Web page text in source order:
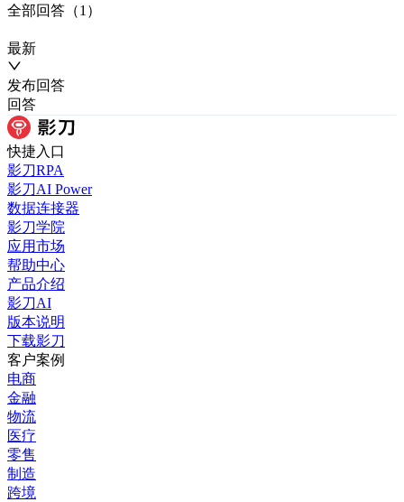
全部回答 （1 ）
最新
发布回答
回答
快捷入口
影刀RPA
影刀AI Power
数据连接器
影刀学院
应用市场
帮助中心
产品介绍
影刀AI
版本说明
下载影刀
客户案例
电商
金融
物流
医疗
零售
制造
跨境